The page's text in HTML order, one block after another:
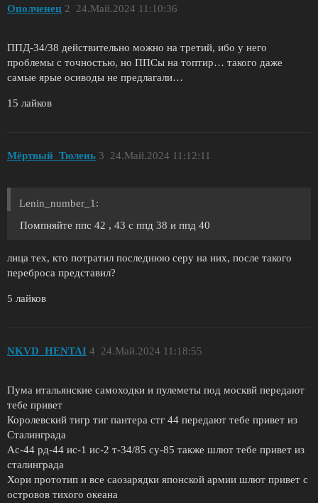
Ополченец 24.Май.2024 11:10:36
2
ППД-34/38 действительно можно на третий, ибо у него
проблемы с точностью, но ППСы на топтир… такого даже
самые ярые осиводы не предлагали…
15 лайков
Мёртвый_Тюлень 24.Май.2024 11:12:11
3
Lenin_number_1:
Помпняйте ппс 42 , 43 с ппд 38 и ппд 40
лица тех, кто потратил последнюю серу на них, после такого
переброса представил?
5 лайков
NKVD_HENTAI 24.Май.2024 11:18:55
4
Пума итальянские самоходки и пулеметы под москвй передают
тебе привет
Королевский тигр тиг пантера стг 44 передают тебе привет из
Сталинграда
Ас-44 рд-44 ис-1 ис-2 т-34/85 су-85 также шлют тебе привет из
сталинграда
Хори прототип и все саозарядки японской армии шлют привет с
островов тихого океана